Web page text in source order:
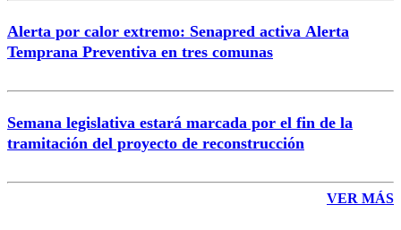
Alerta por calor extremo: Senapred activa Alerta
Temprana Preventiva en tres comunas
Semana legislativa estará marcada por el fin de la
tramitación del proyecto de reconstrucción
VER MÁS